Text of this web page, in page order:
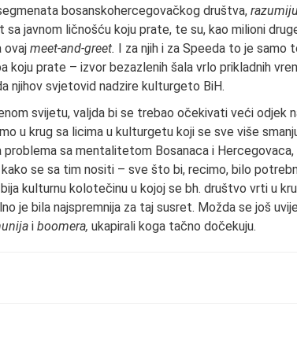
bosanskohercegovačkog društva, razumiju
javnom ličnošću koju prate, te su, kao milioni
ovaj meet-and-greet. I za njih i za Speeda to je samo
koju prate – izvor bezazlenih šala vrlo prikladnih
njihov svjetovid nadzire kulturgeto BiH.
svijetu, valjda bi se trebao očekivati veći odjek
u krug sa licima u kulturgetu koji se sve više
sa mentalitetom Bosanaca i
se sa tim nositi – sve što bi, recimo, bilo
kulturnu kolotečinu u kojoj se bh. društvo vrti u
je bila najspremnija za taj susret. Možda se još
i boomera, ukapirali koga tačno dočekuju.